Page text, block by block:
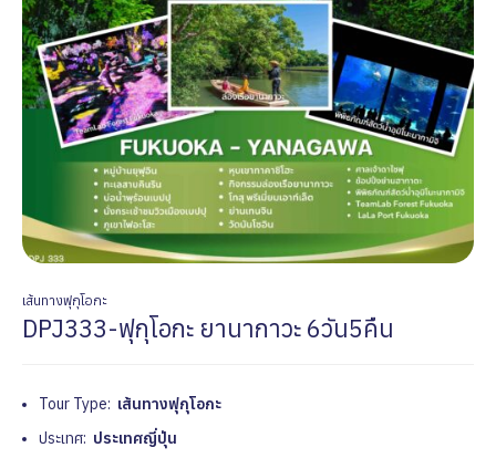
เส้นทางฟุกุโอกะ
DPJ333-ฟุกุโอกะ ยานากาวะ 6วัน5คืน
Tour Type: เส้นทางฟุกุโอกะ
ประเทศ: ประเทศญี่ปุ่น